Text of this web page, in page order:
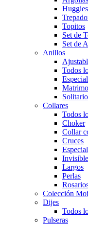
Huggies
Topitos
Set de
Set de
Anillos
Todos
Collares
Todos
Choker
Collar
Cruces
Largos
Perlas
Colección
Dijes
Todos
Pulseras